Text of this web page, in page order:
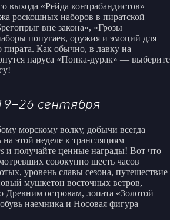
выхода «Рейда контрабандистов»
роскошных наборов в пиратской
вне закона», «Грозы
попугаев, оружия и эмоций для
Как обычно, в лавку на
паруса «Попка-дурак» — выберите
сентября
морскому волку, добычи всегда
этой неделе к трансляциям
и получайте ценные награды! Вот что
совокупно шесть часов
уровень славы сезона, путешествие
мушкетон восточных ветров,
Древним островам, лопата «Золотой
наемника и Носовая фигура